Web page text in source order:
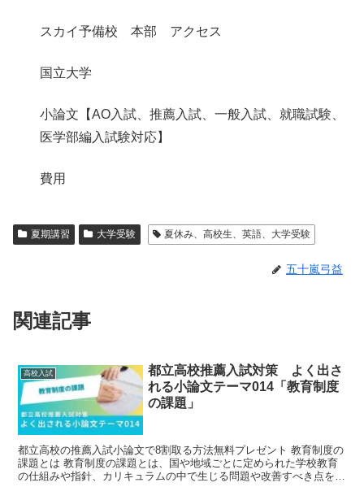
スカイ予備校 本部 アクセス
国立大学
小論文【AO入試、推薦入試、一般入試、就職試験、
医学部編入試験対応】
費用
夏期講習 大学受験 夏休み、高校生、英語、大学受験
五十嵐弓益
関連記事
高校入試
都立高校推薦入試対策 よく出さ
れる小論文テーマ014「教育制度
の課題」
都立高校の推薦入試小論文で8割取る方法無料プレゼント 教育制度の
課題とは 教育制度の課題とは、国や地域ごとに定められた学校教育
の仕組みや指針、カリキュラムの中で生じる問題や改善すべき点を指